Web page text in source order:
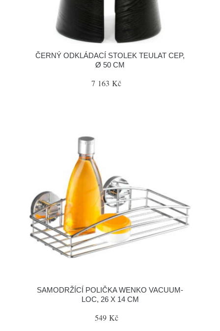
ČERNÝ ODKLÁDACÍ STOLEK TEULAT CEP,
Ø 50 CM
7 163 Kč
SAMODRŽÍCÍ POLIČKA WENKO VACUUM-
LOC, 26 X 14 CM
549 Kč